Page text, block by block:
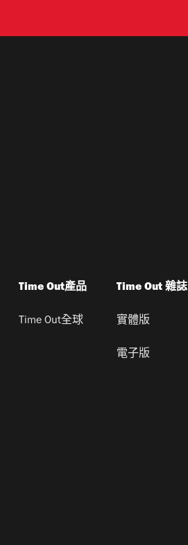
Time Out產品
Time Out全球
Time Out 雜誌
實體版
電子版